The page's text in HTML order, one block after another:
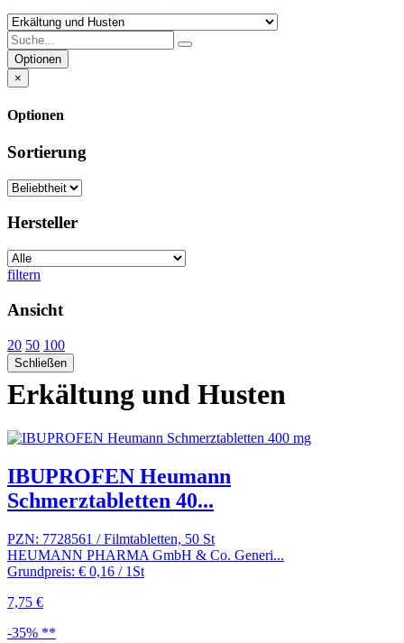
Optionen
×
Optionen
Sortierung
Hersteller
filtern
Ansicht
20 50 100
Schließen
Erkältung und Husten
IBUPROFEN Heumann
Schmerztabletten 40...
PZN: 7728561 / Filmtabletten, 50 St
HEUMANN PHARMA GmbH & Co. Generi...
Grundpreis: € 0,16 / 1St
7,75 €
-35% **